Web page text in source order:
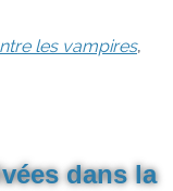
les vampires,
dans la